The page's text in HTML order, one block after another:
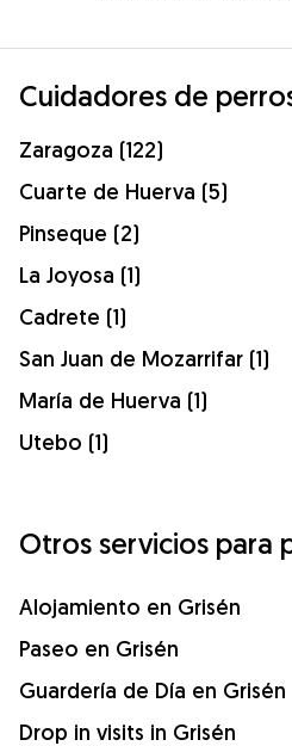
Cuidadores de
Zaragoza (122)
Cuarte de Huerva (5)
Pinseque (2)
La Joyosa (1)
Cadrete (1)
San Juan de Mozarrifar (1)
María de Huerva (1)
Utebo (1)
Otros servicios para
Alojamiento en Grisén
Paseo en Grisén
Guardería de Día en Grisén
Drop in visits in Grisén